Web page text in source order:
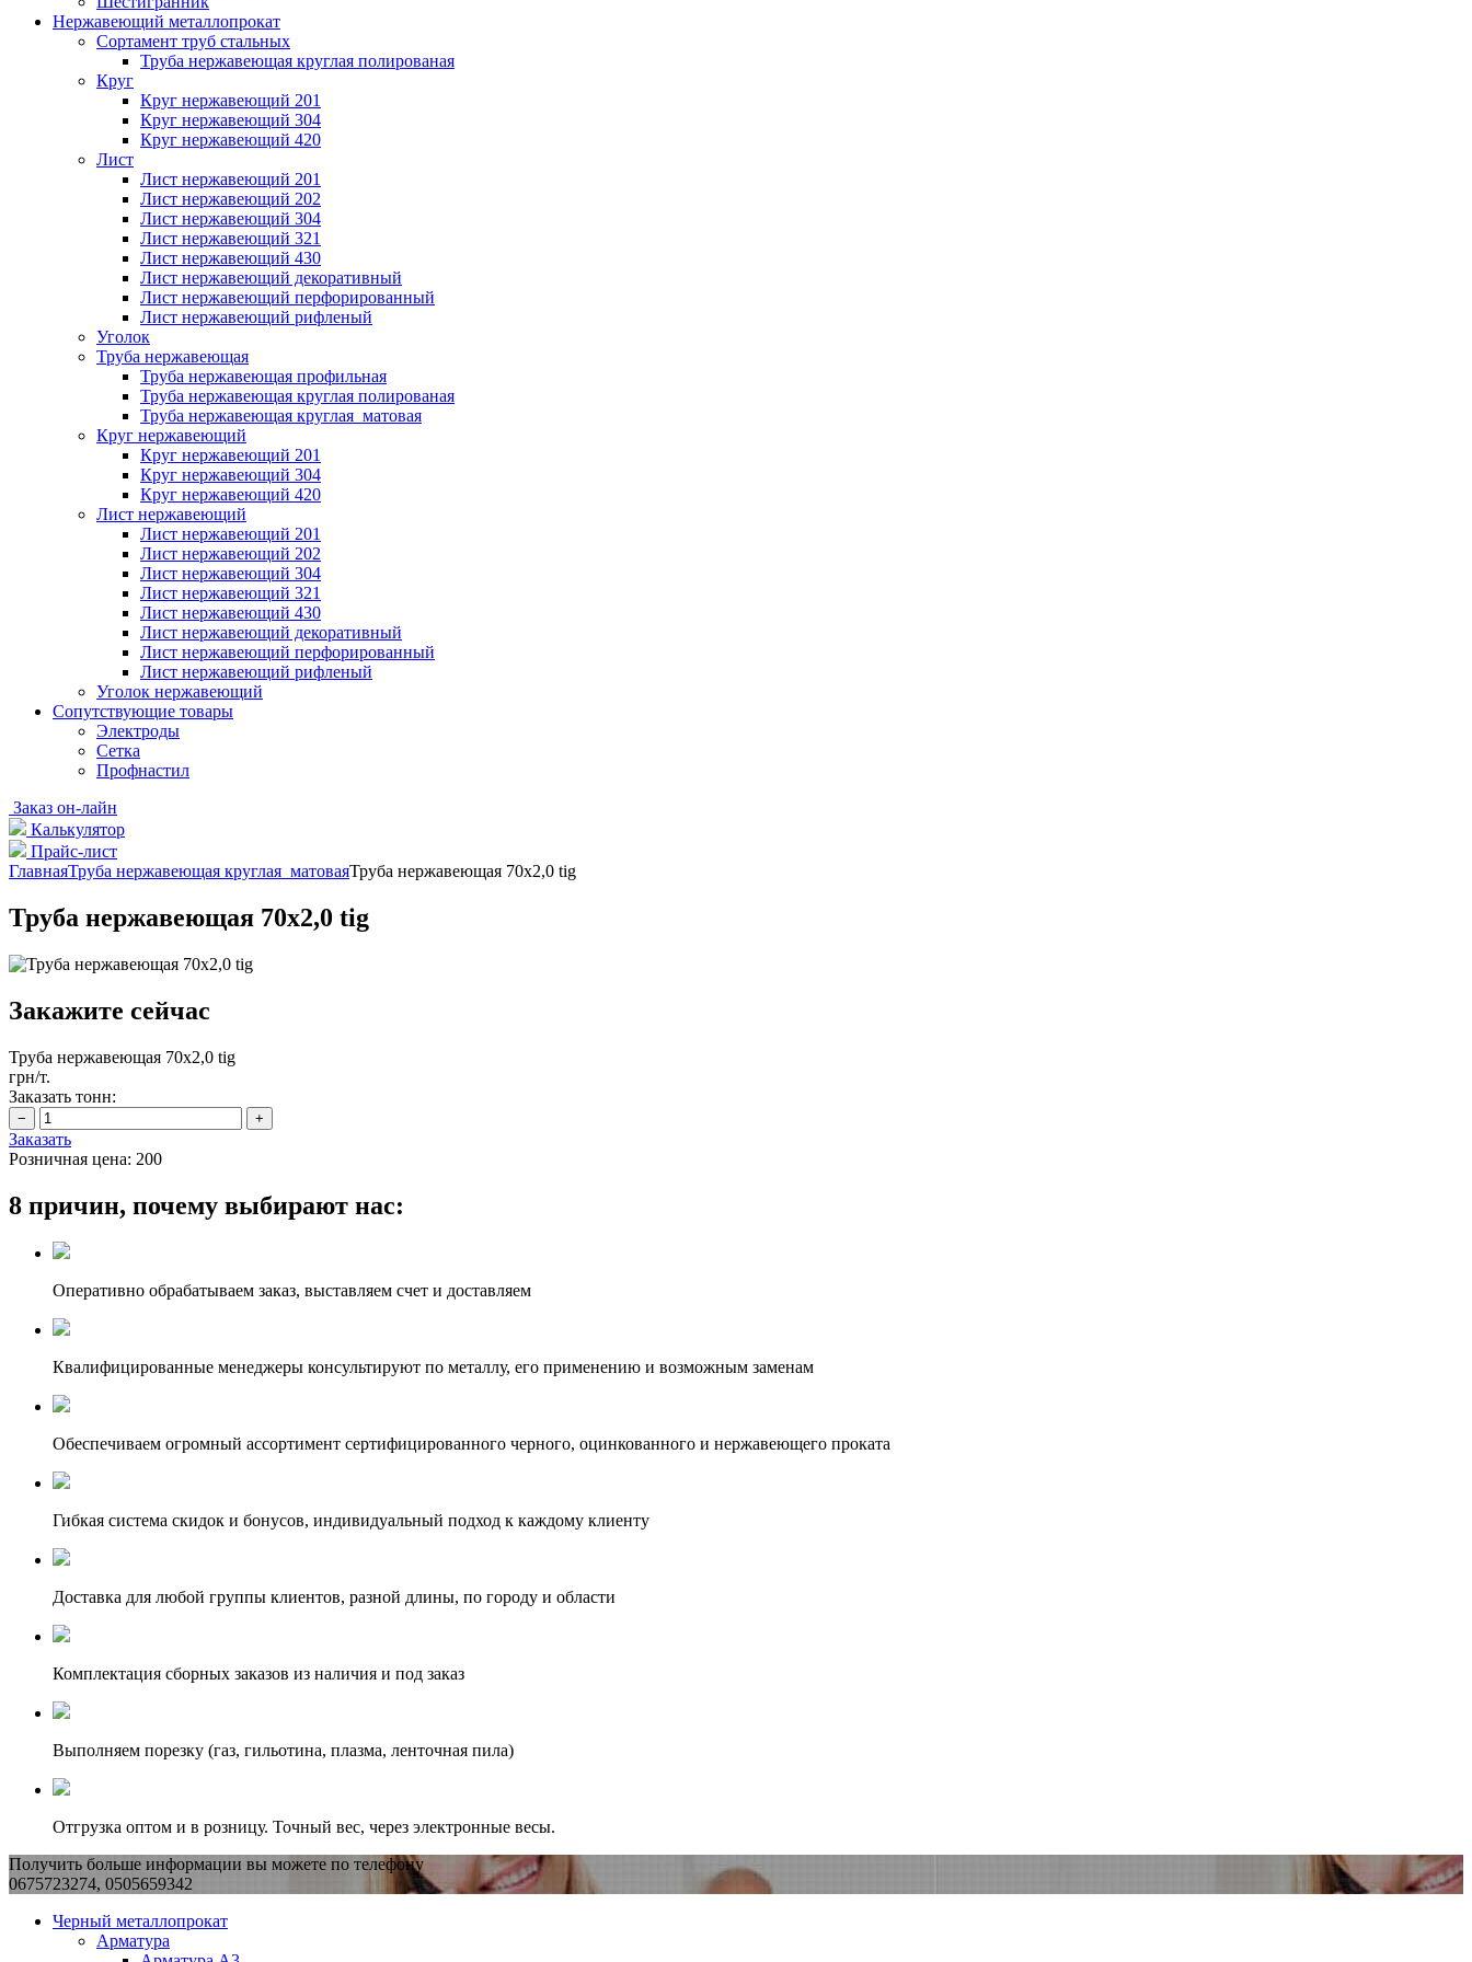
Нержавеющий металлопрокат
Сортамент труб стальных
Труба нержавеющая круглая полированая
Круг
Круг нержавеющий 201
Круг нержавеющий 304
Круг нержавеющий 420
Лист
Лист нержавеющий 201
Лист нержавеющий 202
Лист нержавеющий 304
Лист нержавеющий 321
Лист нержавеющий 430
Лист нержавеющий декоративный
Лист нержавеющий перфорированный
Лист нержавеющий рифленый
Уголок
Труба нержавеющая
Труба нержавеющая профильная
Труба нержавеющая круглая полированая
Труба нержавеющая круглая матовая
Круг нержавеющий
Круг нержавеющий 201
Круг нержавеющий 304
Круг нержавеющий 420
Лист нержавеющий
Лист нержавеющий 201
Лист нержавеющий 202
Лист нержавеющий 304
Лист нержавеющий 321
Лист нержавеющий 430
Лист нержавеющий декоративный
Лист нержавеющий перфорированный
Лист нержавеющий рифленый
Уголок нержавеющий
Cопутствующие товары
Электроды
Сетка
Профнастил
Заказ он-лайн
Калькулятор
Прайс-лист
ГлавнаяТруба нержавеющая круглая матоваяТруба нержавеющая 70х2,0 tig
Труба нержавеющая 70х2,0 tig
Закажите сейчас
Труба нержавеющая 70х2,0 tig
грн/т.
Заказать тонн:
Заказать
Розничная цена: 200
8 причин, почему выбирают нас:
Оперативно обрабатываем заказ, выставляем счет и доставляем
Квалифицированные менеджеры консультируют по металлу, его применению и возможным заменам
Обеспечиваем огромный ассортимент сертифицированного черного, оцинкованного и нержавеющего проката
Гибкая система скидок и бонусов, индивидуальный подход к каждому клиенту
Доставка для любой группы клиентов, разной длины, по городу и области
Комплектация сборных заказов из наличия и под заказ
Выполняем порезку (газ, гильотина, плазма, ленточная пила)
Отгрузка оптом и в розницу. Точный вес, через электронные весы.
Получить больше информации вы можете по телефону
0675723274, 0505659342
Черный металлопрокат
Арматура